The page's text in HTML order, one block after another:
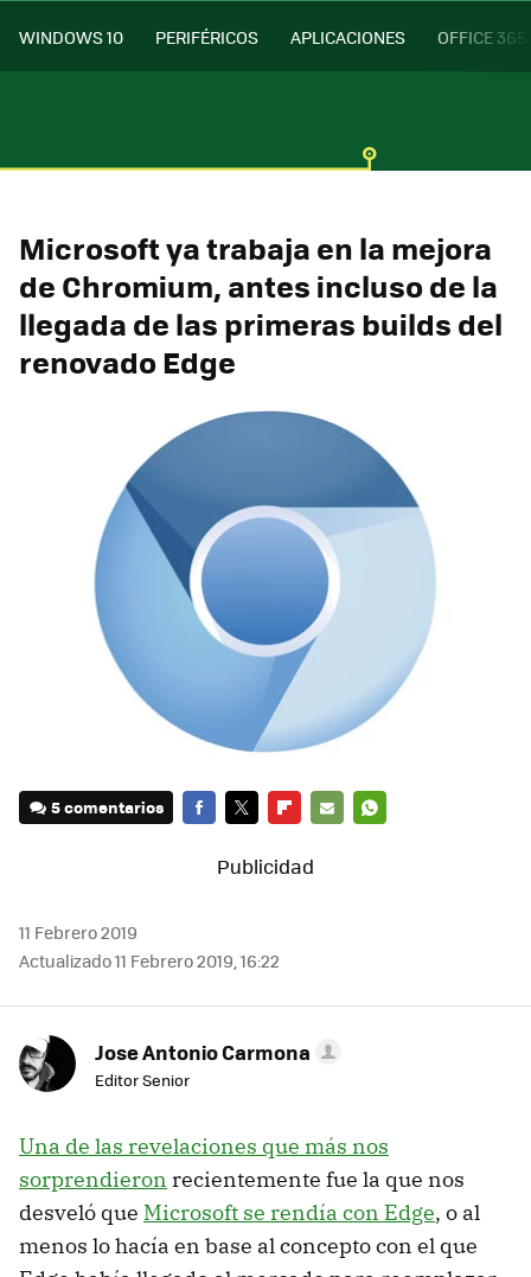
WINDOWS 10 PERIFÉRICOS APLICACIONES OFFICE 365
Microsoft ya trabaja en la mejora
de Chromium, antes incluso de la
llegada de las primeras builds del
renovado Edge
5 comentarios
MAIL
11 Febrero 2019
Actualizado 11 Febrero 2019, 16:22
Jose Antonio Carmona
Editor Senior
Una de las revelaciones que más nos
sorprendieron recientemente fue la que nos
desveló que Microsoft se rendía con Edge, o al
menos lo hacía en base al concepto con el que